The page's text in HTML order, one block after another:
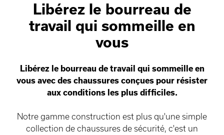
Libérez le bourreau de
travail qui sommeille en
vous
Libérez le bourreau de travail qui sommeille en
vous avec des chaussures conçues pour résister
aux conditions les plus difficiles.
Notre gamme construction est plus qu'une simple
collection de chaussures de sécurité, c'est un